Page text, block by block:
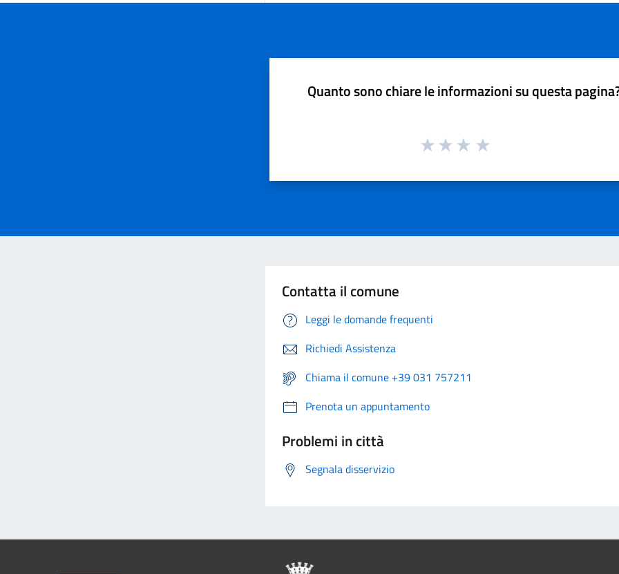
Quanto sono chiare le informazioni su questa
Contatta il comune
Leggi le domande frequenti
Richiedi Assistenza
Chiama il comune +39 031 757211
Prenota un appuntamento
Problemi in città
Segnala disservizio